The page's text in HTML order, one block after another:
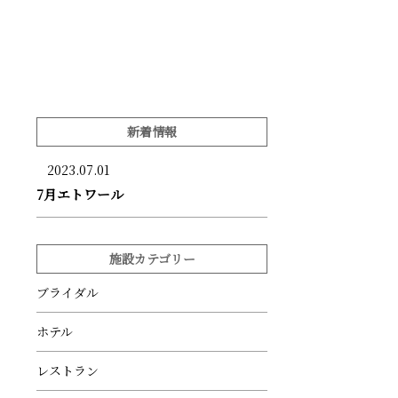
新着情報
2023.07.01
7月エトワール
施設カテゴリー
ブライダル
ホテル
レストラン